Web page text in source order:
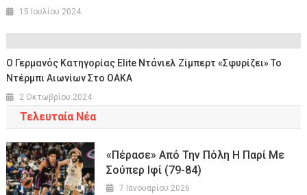
15 Ιουλίου 2024
Ο Γερμανός Κατηγορίας Elite Ντάνιελ Ζίμπερτ «σφυρίζει» Το
Ντέρμπι Αιωνίων Στο ΟΑΚΑ
2 Οκτωβρίου 2024
Τελευταία Νέα
«Πέρασε» Από Την Πόλη Η Παρί Με
Σούπερ Ιφί (79-84)
7 Ιανουαρίου 2026